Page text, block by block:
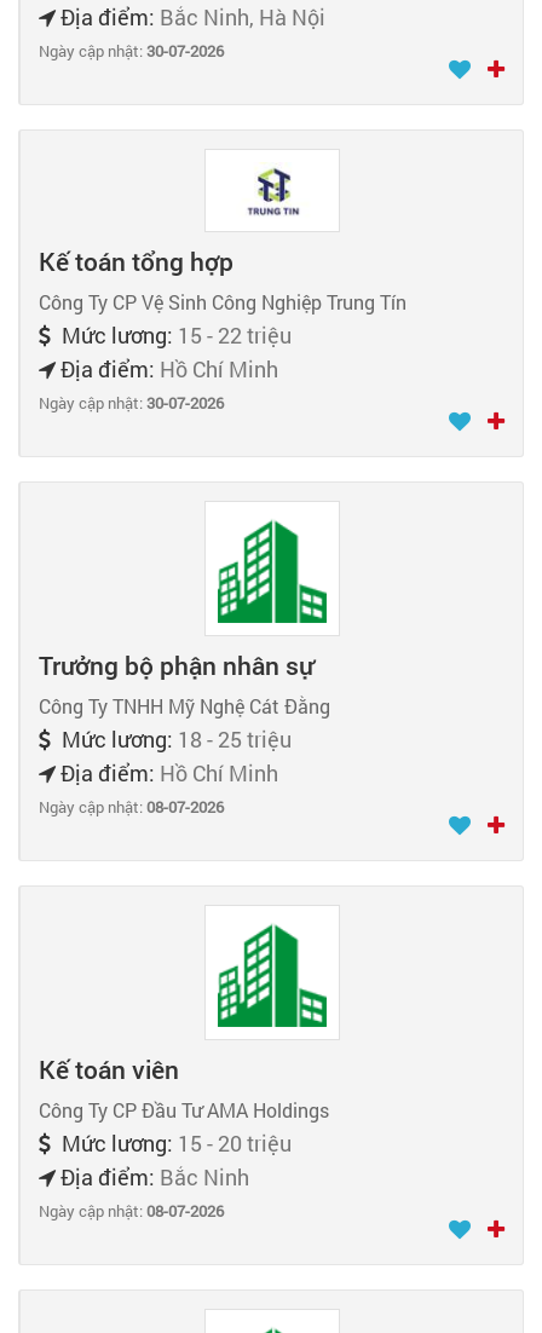
Địa điểm: Bắc Ninh, Hà Nội
Ngày cập nhật:30-07-2026
Kế toán tổng hợp
Công Ty CP Vệ Sinh Công Nghiệp Trung Tín
Mức lương: 15 - 22 triệu
Địa điểm: Hồ Chí Minh
Ngày cập nhật:30-07-2026
Trưởng bộ phận nhân sự
Công Ty TNHH Mỹ Nghệ Cát Đằng
Mức lương: 18 - 25 triệu
Địa điểm: Hồ Chí Minh
Ngày cập nhật:08-07-2026
Kế toán viên
Công Ty CP Đầu Tư AMA Holdings
Mức lương: 15 - 20 triệu
Địa điểm: Bắc Ninh
Ngày cập nhật:08-07-2026